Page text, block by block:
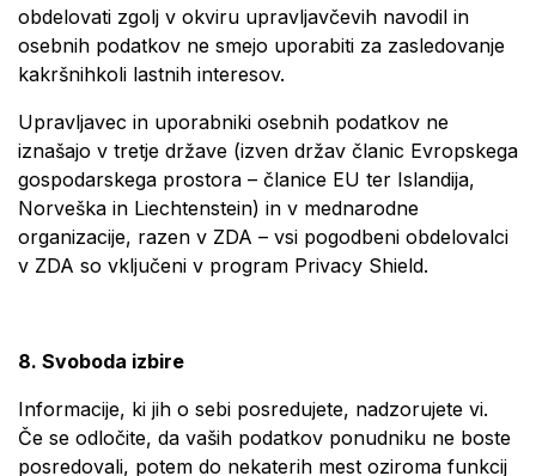
obdelovati zgolj v okviru upravljavčevih navodil in
osebnih podatkov ne smejo uporabiti za zasledovanje
kakršnihkoli lastnih interesov.
Upravljavec in uporabniki osebnih podatkov ne
iznašajo v tretje države (izven držav članic Evropskega
gospodarskega prostora – članice EU ter Islandija,
Norveška in Liechtenstein) in v mednarodne
organizacije, razen v ZDA – vsi pogodbeni obdelovalci
v ZDA so vključeni v program Privacy Shield.
8. Svoboda izbire
Informacije, ki jih o sebi posredujete, nadzorujete vi.
Če se odločite, da vaših podatkov ponudniku ne boste
posredovali, potem do nekaterih mest oziroma funkcij